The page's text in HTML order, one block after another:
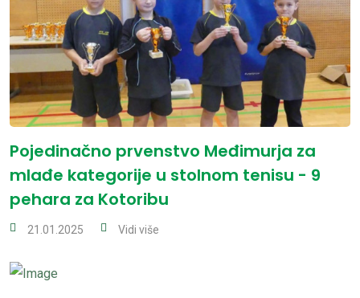
Pojedinačno prvenstvo Međimurja za
mlađe kategorije u stolnom tenisu - 9
pehara za Kotoribu
21.01.2025 Vidi više